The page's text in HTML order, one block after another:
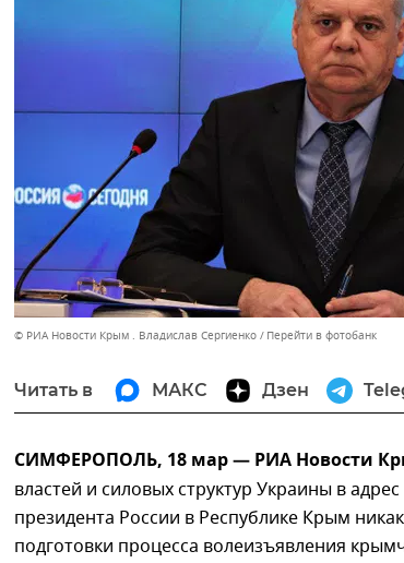
© РИА Новости Крым . Владислав Сергиенко Перейти в фотобанк
Читать в МАКС Дзен
СИМФЕРОПОЛЬ, 18 мар — РИА Новости
властей и силовых структур Украины в
президента России в Республике Крым
подготовки процесса волеизъявления